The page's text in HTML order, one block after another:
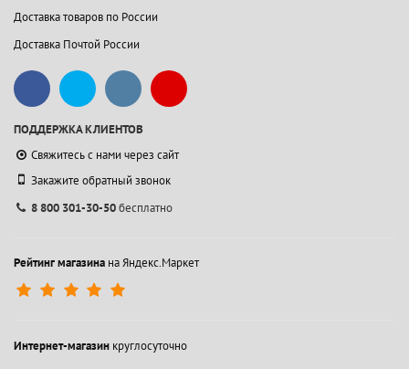
Доставка товаров по России
Доставка Почтой России
ПОДДЕРЖКА КЛИЕНТОВ
Свяжитесь с нами через сайт
Закажите обратный звонок
8 800 301-30-50бесплатно
Рейтинг магазина на Яндекс.Маркет
Интернет-магазин круглосуточно